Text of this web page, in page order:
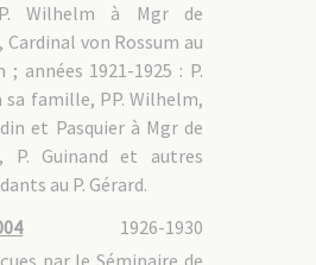
Wilhelm à Mgr de
Cardinal von Rossum au
; années 1921-1925 : P.
famille, PP. Wilhelm,
et Pasquier à Mgr de
P. Guinand et autres
au P. Gérard.
1926-1930
par le Séminaire de